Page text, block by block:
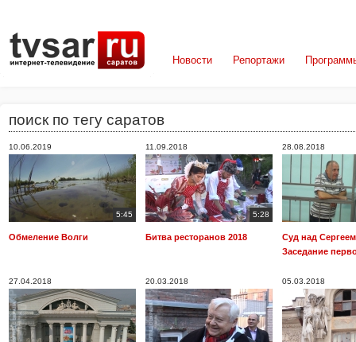
Новости Репортажи
поиск по тегу саратов
10.06.2019
5:45
Обмеление Волги
11.09.2018
5:28
Битва ресторанов 2018
28.08.2018
Суд над
Заседание
27.04.2018 20.03.2018 05.03.2018